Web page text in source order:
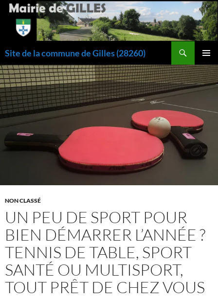
Aller
contenu
Site de la commune de Gilles (28260)
MENU
NON CLASSÉ
UN PEU DE SPORT POUR
BIEN DÉMARRER L’ANNÉE ?
TENNIS DE TABLE, SPORT
SANTÉ OU MULTISPORT,
TOUT PRÊT DE CHEZ VOUS